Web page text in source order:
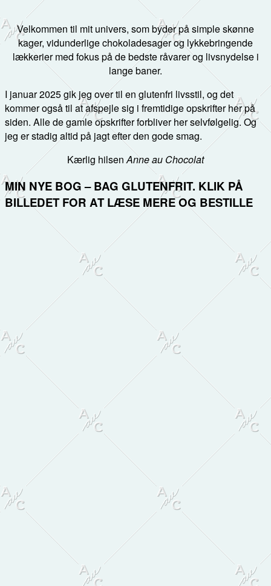
Velkommen til mit univers, som byder på simple skønne
kager, vidunderlige chokoladesager og lykkebringende
lækkerier med fokus på de bedste råvarer og livsnydelse i
lange baner.
I januar 2025 gik jeg over til en glutenfri livsstil, og det
kommer også til at afspejle sig i fremtidige opskrifter her på
siden. Alle de gamle opskrifter forbliver her selvfølgelig. Og
jeg er stadig altid på jagt efter den gode smag.
Kærlig hilsenAnne au Chocolat
MIN NYE BOG – BAG GLUTENFRIT. KLIK PÅ
BILLEDET FOR AT LÆSE MERE OG BESTILLE